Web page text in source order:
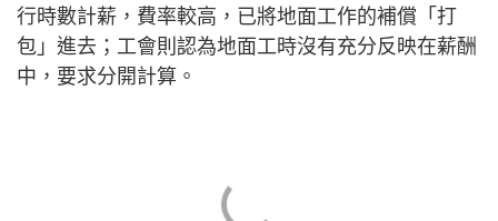
行時數計薪，費率較高，已將地面工作的補償「打
包」進去；工會則認為地面工時沒有充分反映在薪酬
中，要求分開計算。